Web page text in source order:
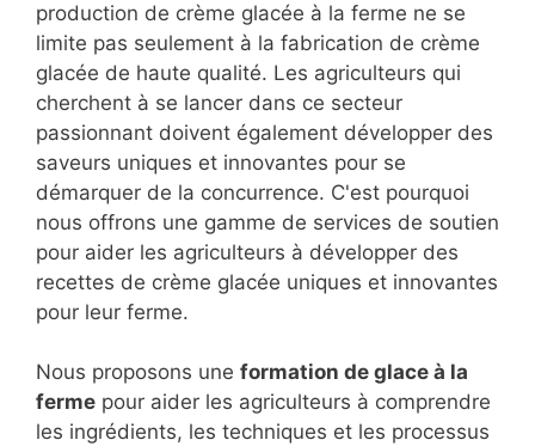
production de crème glacée à la ferme ne se
limite pas seulement à la fabrication de crème
glacée de haute qualité. Les agriculteurs qui
cherchent à se lancer dans ce secteur
passionnant doivent également développer des
saveurs uniques et innovantes pour se
démarquer de la concurrence. C'est pourquoi
nous offrons une gamme de services de soutien
pour aider les agriculteurs à développer des
recettes de crème glacée uniques et innovantes
pour leur ferme.
Nous proposons une formation de glace à la
ferme pour aider les agriculteurs à comprendre
les ingrédients, les techniques et les processus